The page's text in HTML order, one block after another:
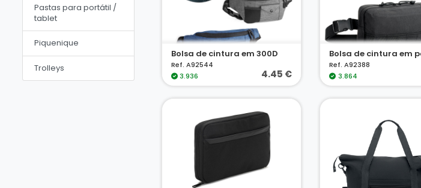
Pastas para portátil /
tablet
Piquenique
Trolleys
Bolsa de cintura em 300D
Ref. A92544
3.936
4.45 €
Ref. A92388
3.864